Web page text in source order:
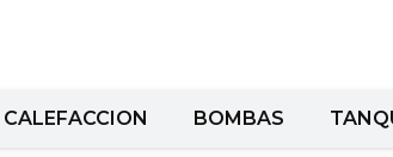
CALEFACCION BOMBAS